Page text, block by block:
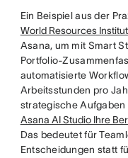
Ein Beispiel aus der
World Resources
Asana, um mit Smart
Portfolio-
automatisierte
Arbeitsstunden pro
strategische Aufgaben
Asana AI Studio Ihre
Das bedeutet für
Entscheidungen statt